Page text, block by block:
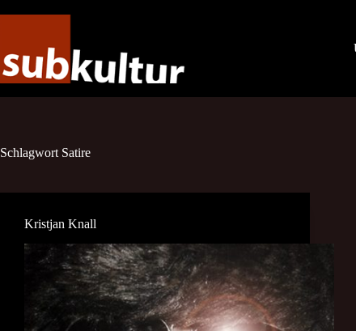
Schlagwort Satire
Kristjan Knall